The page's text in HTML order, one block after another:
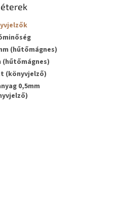
(hűtőmágnes)
(hűtőmágnes)
(könyvjelző)
0,5mm